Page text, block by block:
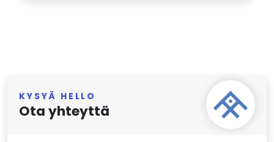
KYSYÄ HELLO
Ota yhteyttä